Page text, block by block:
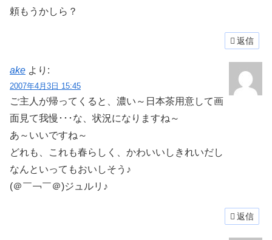
頼もうかしら？
返信
ake より:
2007年4月3日 15:45
ご主人が帰ってくると、濃い～日本茶用意して画
面見て我慢･･･な、状況になりますね～
あ～いいですね～
どれも、これも春らしく、かわいいしきれいだし
なんといってもおいしそう♪
(＠￣￢￣＠)ジュルリ♪
返信